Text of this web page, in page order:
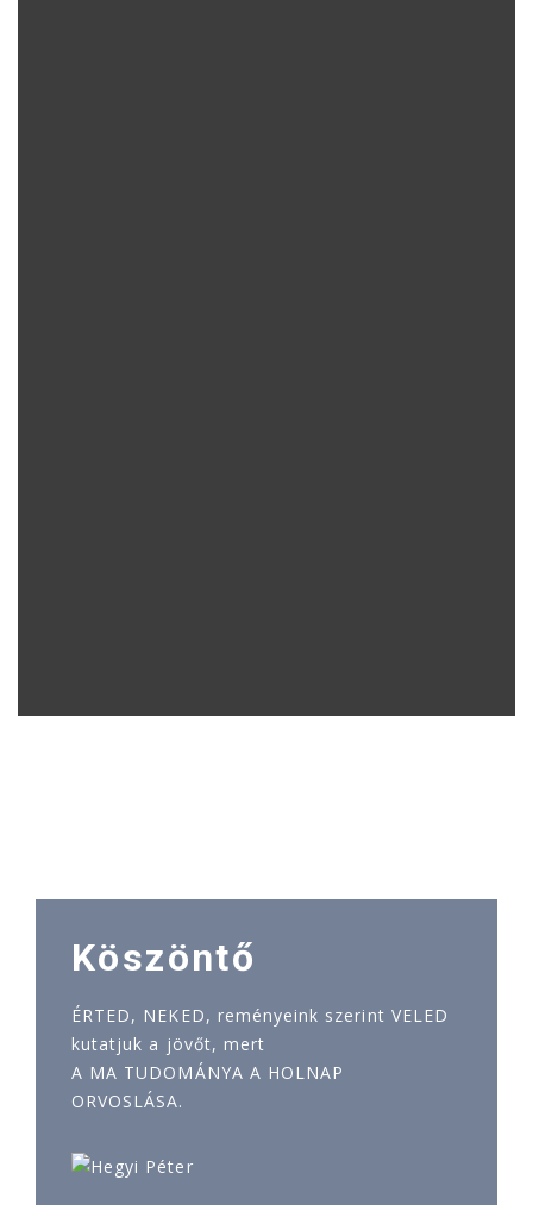
Köszöntő
ÉRTED, NEKED, reményeink szerint VELED
kutatjuk a jövőt, mert
A MA TUDOMÁNYA A HOLNAP
ORVOSLÁSA.